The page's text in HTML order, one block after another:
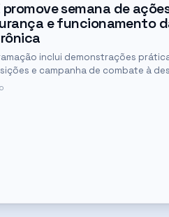
promove semana de
e funcionamento
inclui demonstrações
e campanha de combate à
de votação